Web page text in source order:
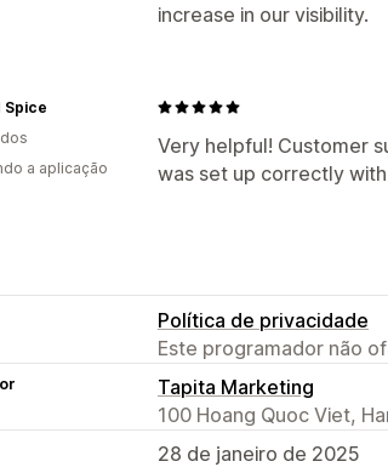
increase in our visibility.
Very helpful! Customer
was set up correctly
Spice
a aplicação
Política de privacidade
Este programador não
Tapita Marketing
100 Hoang Quoc Viet,
28 de janeiro de 2025